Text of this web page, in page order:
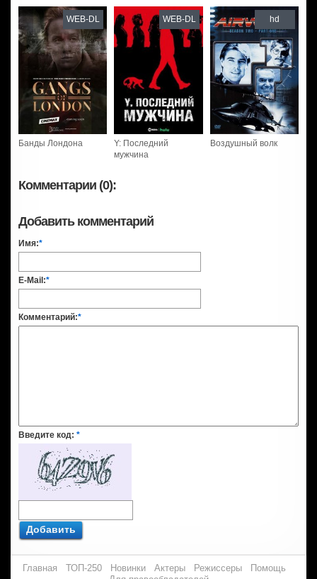
Банды Лондона
WEB-DL
Y: Последний
мужчина
WEB-DL
Воздушный волк
hd
Комментарии (0):
Добавить комментарий
Имя:*
E-Mail:*
Комментарий:*
Введите код: *
Добавить
Главная ТОП-250 Новинки Актеры Режиссеры
Помощь